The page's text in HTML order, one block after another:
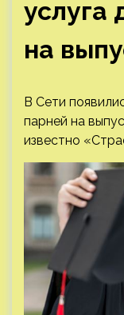
услуга
на
В Сети
парней на
известно